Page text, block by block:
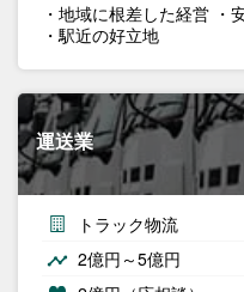
・地域に根差した経営 ・
・駅近の好立地
運送業
トラック物流
2億円～5億円